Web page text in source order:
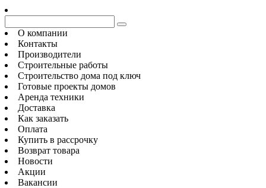
О компании
Контакты
Производители
Строительные работы
Строительство дома под ключ
Готовые проекты домов
Аренда техники
Доставка
Как заказать
Оплата
Купить в рассрочку
Возврат товара
Новости
Акции
Вакансии